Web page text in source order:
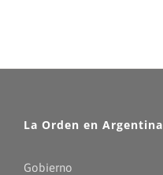
La Orden en Argentina
Gobierno